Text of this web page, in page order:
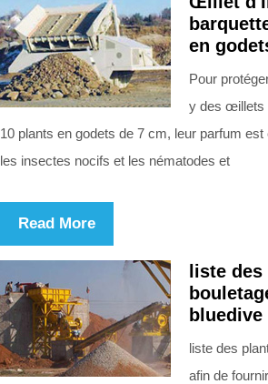
en
Pour
y des œillets
10 plants en godets de 7 cm, leur parfum
les insectes nocifs et les nématodes et
Read More
liste
bluedive
liste des
afin de